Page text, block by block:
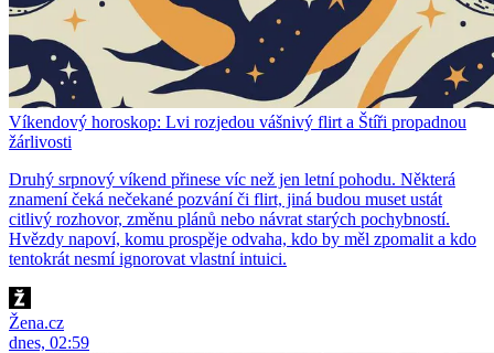
Víkendový horoskop: Lvi rozjedou vášnivý flirt a Štíři propadnou
žárlivosti
Druhý srpnový víkend přinese víc než jen letní pohodu. Některá
znamení čeká nečekané pozvání či flirt, jiná budou muset ustát
citlivý rozhovor, změnu plánů nebo návrat starých pochybností.
Hvězdy napoví, komu prospěje odvaha, kdo by měl zpomalit a kdo
tentokrát nesmí ignorovat vlastní intuici.
Žena.cz
dnes, 02:59